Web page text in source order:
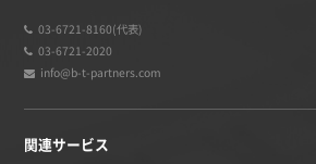
03-6721-8160(代表)
03-6721-2020
info@b-t-partners.com
関連サービス